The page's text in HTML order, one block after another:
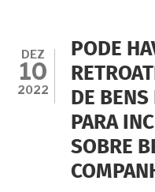
DEZ
10
2022
PODE
DE
PARA
SOBRE